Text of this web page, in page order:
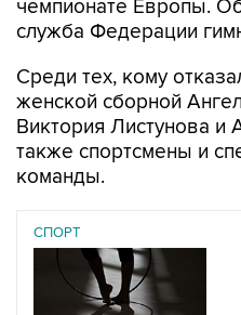
Среди тех, кому
Виктория Листунова и
также спортсмены и
команды.
СПОРТ